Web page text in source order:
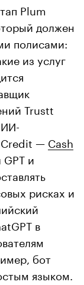
Plum
должен
полисами:
из услуг
Trustt
Credit — Cash
и
рисках и
в
бот
языком.